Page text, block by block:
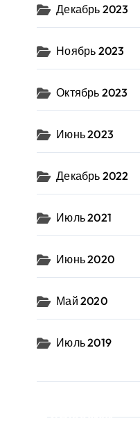
Декабрь 2023
Ноябрь 2023
Октябрь 2023
Июнь 2023
Декабрь 2022
Июль 2021
Июнь 2020
Май 2020
Июль 2019